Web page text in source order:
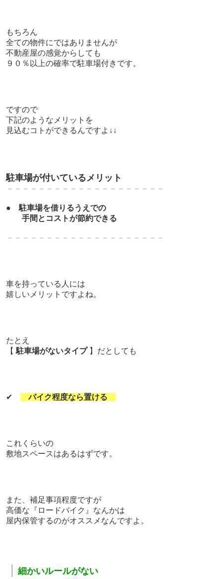
もちろん
全ての物件にではありませんが
不動産屋の感覚からしても
９０％以上の確率で駐車場付きです。
ですので
下記のようなメリットを
見込むコトができるんですよ↓↓
駐車場が付いているメリット
－－－－－－－－－－－－－－－－－－－－
● 駐車場を借りるうえでの
手間とコストが節約できる
－－－－－－－－－－－－－－－－－－－－
車を持っている人には
嬉しいメリットですよね。
たとえ
【 駐車場がないタイプ】だとしても
✔ バイク程度なら置ける
これくらいの
敷地スペースはあるはずです。
また、補足事項程度ですが
高価な『ロードバイク』なんかは
屋内保管するのがオススメなんですよ。
細かいルールがない